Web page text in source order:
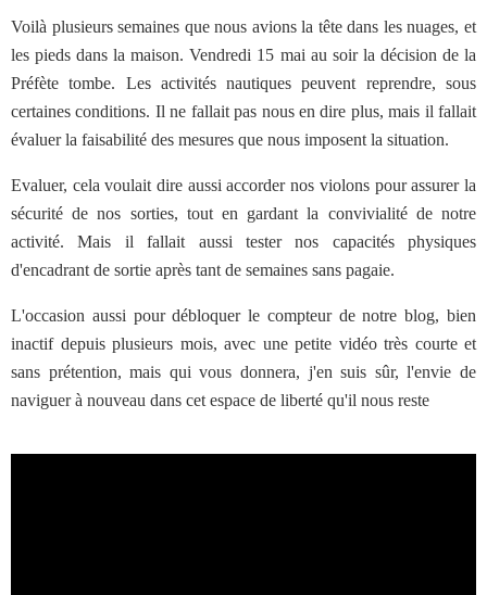
Voilà plusieurs semaines que nous avions la tête dans les nuages, et
les pieds dans la maison. Vendredi 15 mai au soir la décision de la
Préfète tombe. Les activités nautiques peuvent reprendre, sous
certaines conditions. Il ne fallait pas nous en dire plus, mais il fallait
évaluer la faisabilité des mesures que nous imposent la situation.
Evaluer, cela voulait dire aussi accorder nos violons pour assurer la
sécurité de nos sorties, tout en gardant la convivialité de notre
activité. Mais il fallait aussi tester nos capacités physiques
d'encadrant de sortie après tant de semaines sans pagaie.
L'occasion aussi pour débloquer le compteur de notre blog, bien
inactif depuis plusieurs mois, avec une petite vidéo très courte et
sans prétention, mais qui vous donnera, j'en suis sûr, l'envie de
naviguer à nouveau dans cet espace de liberté qu'il nous reste